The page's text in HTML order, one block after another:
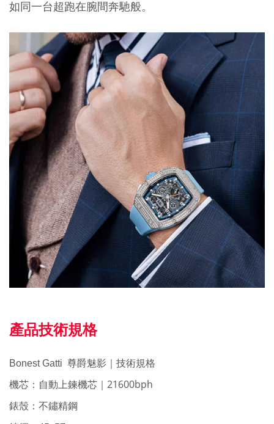
如同一台超跑在腕間奔馳般。
產品技術規格
Bonest Gatti 尊爵魅影｜技術規格
機芯：自動上鍊機芯｜ 21600bph
錶殼：不鏽精鋼